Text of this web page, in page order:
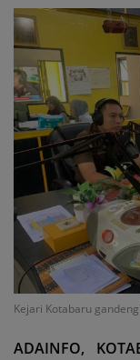
Kejari Kotabaru
ADAINFO,